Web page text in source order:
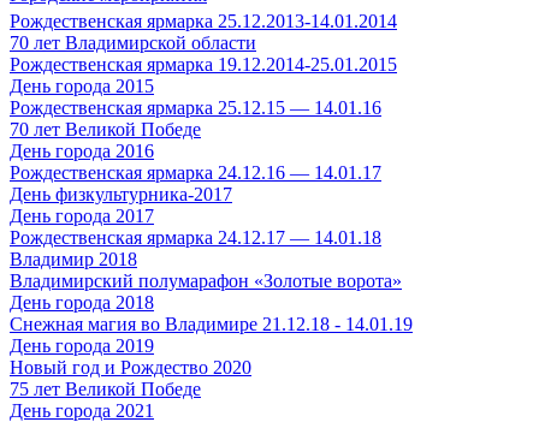
Рождественская ярмарка 25.12.2013-14.01.2014
70 лет Владимирской области
Рождественская ярмарка 19.12.2014-25.01.2015
День города 2015
Рождественская ярмарка 25.12.15 — 14.01.16
70 лет Великой Победе
День города 2016
Рождественская ярмарка 24.12.16 — 14.01.17
День физкультурника-2017
День города 2017
Рождественская ярмарка 24.12.17 — 14.01.18
Владимир 2018
Владимирский полумарафон «Золотые ворота»
День города 2018
Снежная магия во Владимире 21.12.18 - 14.01.19
День города 2019
Новый год и Рождество 2020
75 лет Великой Победе
День города 2021